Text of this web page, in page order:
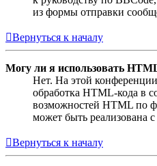
из формы отправки
Вернуться к началу
Могу ли я использовать
Нет. На этой
обработка HTML-кода в
возможностей HTML по
может быть реализована
Вернуться к началу